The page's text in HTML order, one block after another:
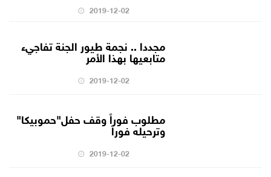
2019-12-02
مجددا .. نجمة طيور الجنة تفاجيء
متابعيها بهذا الأمر
2019-12-02
مطلوب فوراً وقف حفل"حموبيكا"
وترحيله فوراً
2019-12-02